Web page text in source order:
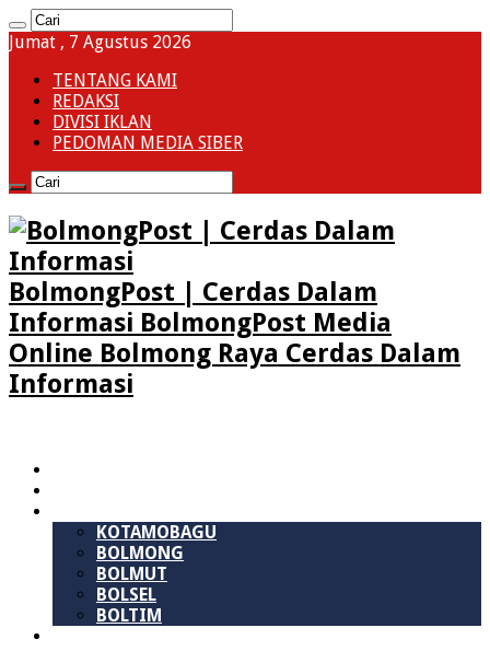
Jumat , 7 Agustus 2026
TENTANG KAMI
REDAKSI
DIVISI IKLAN
PEDOMAN MEDIA SIBER
BolmongPost | Cerdas Dalam
Informasi BolmongPost Media
Online Bolmong Raya Cerdas Dalam
Informasi
KOTAMOBAGU
BOLMONG
BOLMUT
BOLSEL
BOLTIM